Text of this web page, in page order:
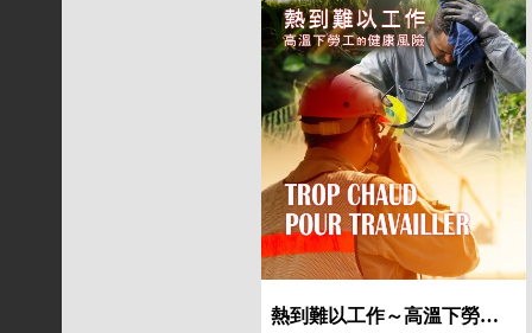
熱到難以工作～高溫下勞工的健康風險